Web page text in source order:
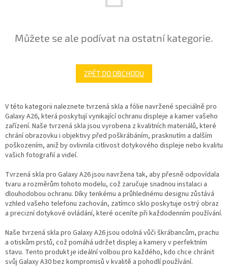
Můžete se ale podívat na ostatní kategorie.
ZPĚT DO OBCHODU
V této kategorii naleznete tvrzená skla a fólie navržené speciálně pro
Galaxy A26, která poskytují vynikající ochranu displeje a kamer vašeho
zařízení. Naše tvrzená skla jsou vyrobena z kvalitních materiálů, které
chrání obrazovku i objektivy před poškrábáním, prasknutím a dalším
poškozením, aniž by ovlivnila citlivost dotykového displeje nebo kvalitu
vašich fotografií a videí.
Tvrzená skla pro Galaxy A26 jsou navržena tak, aby přesně odpovídala
tvaru a rozměrům tohoto modelu, což zaručuje snadnou instalaci a
dlouhodobou ochranu. Díky tenkému a průhlednému designu zůstává
vzhled vašeho telefonu zachován, zatímco sklo poskytuje ostrý obraz
a precizní dotykové ovládání, které oceníte při každodenním používání.
Naše tvrzená skla pro Galaxy A26 jsou odolná vůči škrábancům, prachu
a otiskům prstů, což pomáhá udržet displej a kamery v perfektním
stavu. Tento produkt je ideální volbou pro každého, kdo chce chránit
svůj Galaxy A30 bez kompromisů v kvalitě a pohodlí používání.